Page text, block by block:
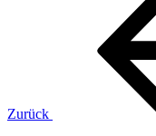
Zurück